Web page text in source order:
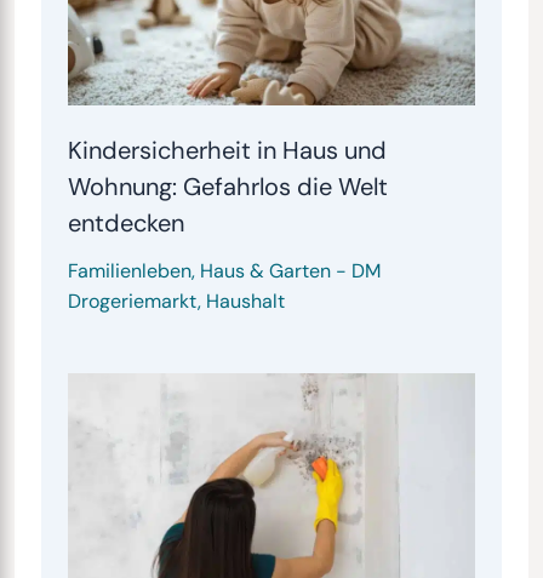
Kindersicherheit in Haus und
Wohnung: Gefahrlos die Welt
entdecken
Familienleben, Haus & Garten- DM
Drogeriemarkt, Haushalt